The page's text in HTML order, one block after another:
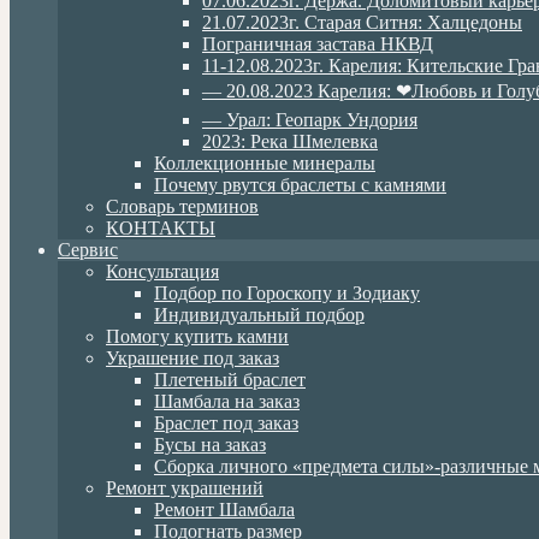
21.07.2023г. Старая Ситня: Халцедоны
Пограничная застава НКВД
11-12.08.2023г. Карелия: Кительские
— 20.08.2023 Карелия: ❤Любовь и
— Урал: Геопарк Ундория
2023: Река Шмелевка
Коллекционные минералы
Почему рвутся браслеты с камнями
Словарь терминов
КОНТАКТЫ
Сервис
Консультация
Подбор по Гороскопу и Зодиаку
Индивидуальный подбор
Помогу купить камни
Украшение под заказ
Плетеный браслет
Шамбала на заказ
Браслет под заказ
Бусы на заказ
Сборка личного «предмета силы»-различные
Ремонт украшений
Ремонт Шамбала
Подогнать размер